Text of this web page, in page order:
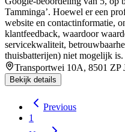
Tamminga’. Hoewel er een
website en contactinformatie,
klantfeedback, waardoor
servicekwaliteit,
thuisbatterijen) niet mogelijk is.
Transportwei 10A, 8501 ZP
Bekijk details
Previous
1